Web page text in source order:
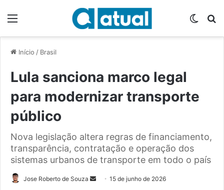
Início / Brasil
Lula sanciona marco legal
para modernizar transporte
público
Nova legislação altera regras de financiamento,
transparência, contratação e operação dos
sistemas urbanos de transporte em todo o país
Jose Roberto de Souza 15 de junho de 2026